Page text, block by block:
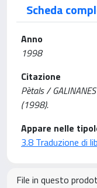
Scheda
Anno
1998
Citazione
Pètals /
(1998).
Appare nelle
3.8 Traduzione di
File in questo